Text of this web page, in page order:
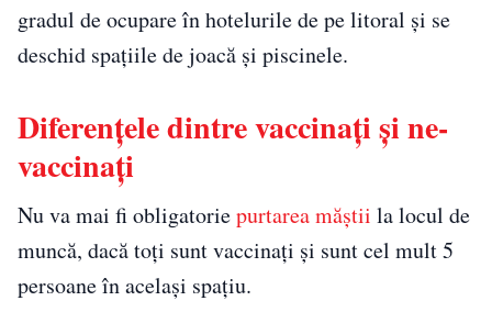
gradul de ocupare în hotelurile de pe litoral și se
deschid spaţiile de joacă și piscinele.
Diferențele dintre vaccinați și ne-
vaccinați
Nu va mai fi obligatoriepurtarea măștii la locul de
muncă, dacă toți sunt vaccinați și sunt cel mult 5
persoane în același spațiu.